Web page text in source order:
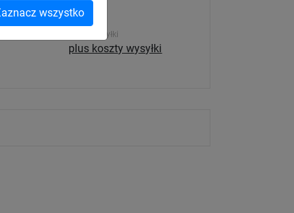
wszystko
466
Koszt wysyłki
plus koszty wysyłki